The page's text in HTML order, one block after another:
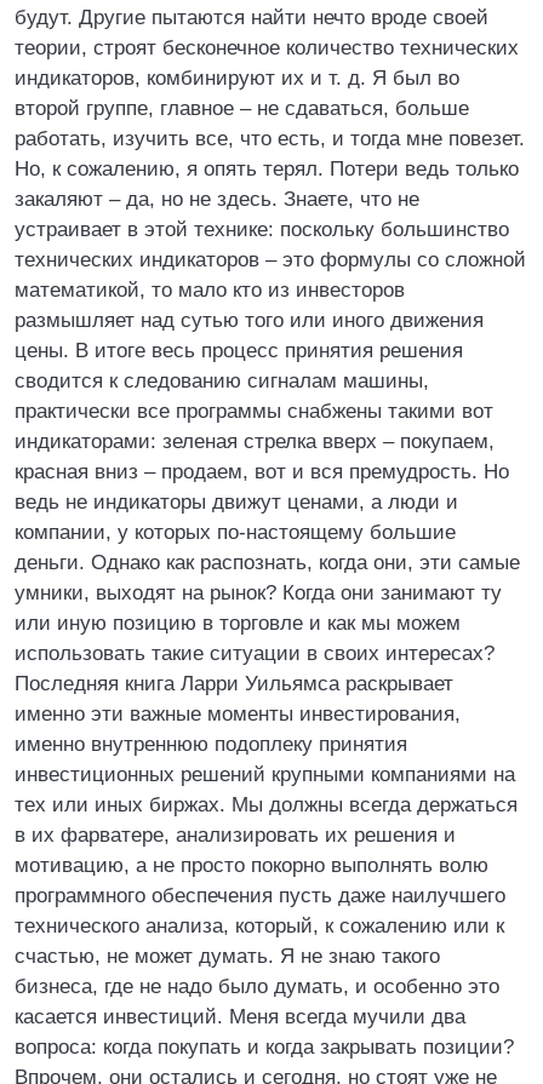
будут. Другие пытаются найти нечто вроде своей
теории, строят бесконечное количество технических
индикаторов, комбинируют их и т. д. Я был во
второй группе, главное – не сдаваться, больше
работать, изучить все, что есть, и тогда мне повезет.
Но, к сожалению, я опять терял. Потери ведь только
закаляют – да, но не здесь. Знаете, что не
устраивает в этой технике: поскольку большинство
технических индикаторов – это формулы со сложной
математикой, то мало кто из инвесторов
размышляет над сутью того или иного движения
цены. В итоге весь процесс принятия решения
сводится к следованию сигналам машины,
практически все программы снабжены такими вот
индикаторами: зеленая стрелка вверх – покупаем,
красная вниз – продаем, вот и вся премудрость. Но
ведь не индикаторы движут ценами, а люди и
компании, у которых по-настоящему большие
деньги. Однако как распознать, когда они, эти самые
умники, выходят на рынок? Когда они занимают ту
или иную позицию в торговле и как мы можем
использовать такие ситуации в своих интересах?
Последняя книга Ларри Уильямса раскрывает
именно эти важные моменты инвестирования,
именно внутреннюю подоплеку принятия
инвестиционных решений крупными компаниями на
тех или иных биржах. Мы должны всегда держаться
в их фарватере, анализировать их решения и
мотивацию, а не просто покорно выполнять волю
программного обеспечения пусть даже наилучшего
технического анализа, который, к сожалению или к
счастью, не может думать. Я не знаю такого
бизнеса, где не надо было думать, и особенно это
касается инвестиций. Меня всегда мучили два
вопроса: когда покупать и когда закрывать позиции?
Впрочем, они остались и сегодня, но стоят уже не